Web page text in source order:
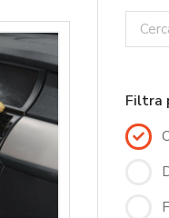
Filtra